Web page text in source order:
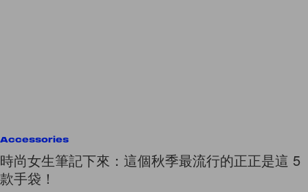
Accessories
時尚女生筆記下來：這個秋季最流行的正正是這 5
款手袋！